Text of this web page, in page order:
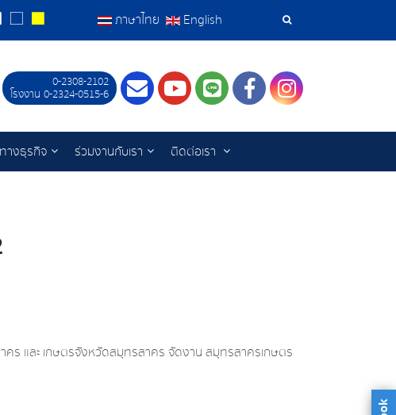
เครื่อง
ค้นหา
ภาษาไทย English
0-2308-2102
โรงงาน 0-2324-0515-6
ContactYoutube
LINEFacebookInstagram
างธุรกิจ ร่วมงานกับเรา ติดต่อเรา
ร และ เกษตรจังหวัดสมุทรสาคร จัดงาน สมุทรสาครเกษตร